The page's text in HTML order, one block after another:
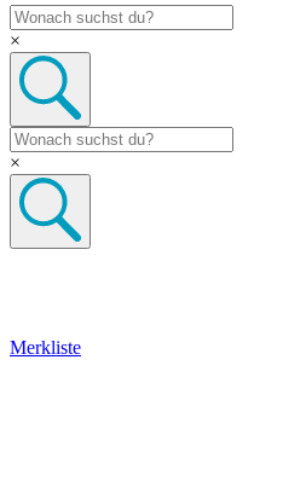
×
×
Merkliste